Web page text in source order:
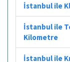
İstanbul ile
İstanbul ile
Kilometre
İstanbul ile